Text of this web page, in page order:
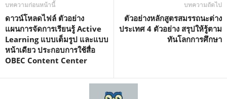
บทความก่อนหน้านี้
ดาวน์โหลดไฟล์ ตัวอย่าง
แผนการจัดการเรียนรู้ Active
Learning แบบเต็มรูป และแบบ
หน้าเดียว ประกอบการใช้สื่อ
OBEC Content Center
บทความถัดไป
ตัวอย่างหลักสูตรสมรรถนะต่าง
ประเทศ 4 ตัวอย่าง สรุปให้รู้ตาม
ทันโลกการศึกษา